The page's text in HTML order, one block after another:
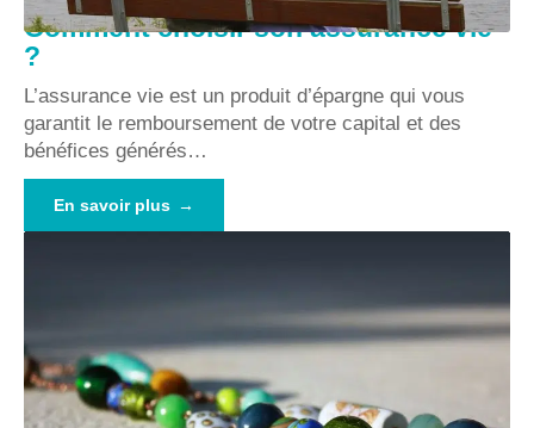
Comment choisir son assurance vie
?
L’assurance vie est un produit d’épargne qui vous
garantit le remboursement de votre capital et des
bénéfices générés…
En savoir plus